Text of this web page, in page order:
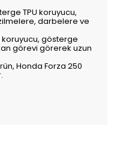
TPU koruyucu,
darbelere ve
koruyucu, gösterge
görevi görerek uzun
Honda Forza 250